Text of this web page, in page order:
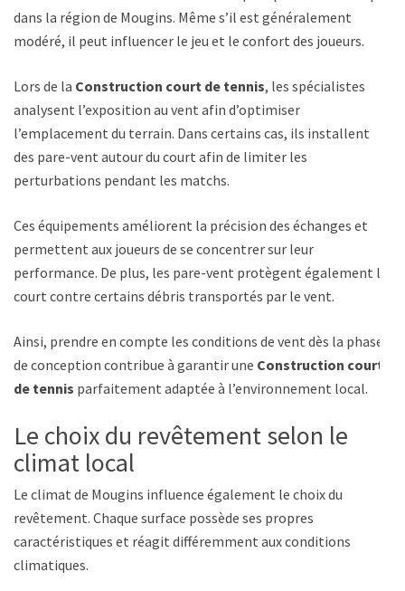
dans la région de Mougins. Même s’il est généralement
modéré, il peut influencer le jeu et le confort des joueurs.
Lors de la Construction court de tennis, les spécialistes
analysent l’exposition au vent afin d’optimiser
l’emplacement du terrain. Dans certains cas, ils installent
des pare-vent autour du court afin de limiter les
perturbations pendant les matchs.
Ces équipements améliorent la précision des échanges et
permettent aux joueurs de se concentrer sur leur
performance. De plus, les pare-vent protègent également le
court contre certains débris transportés par le vent.
Ainsi, prendre en compte les conditions de vent dès la phase
de conception contribue à garantir une Construction court
de tennis parfaitement adaptée à l’environnement local.
Le choix du revêtement selon le
climat local
Le climat de Mougins influence également le choix du
revêtement. Chaque surface possède ses propres
caractéristiques et réagit différemment aux conditions
climatiques.